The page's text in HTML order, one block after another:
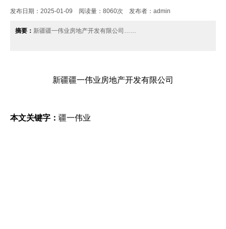
发布日期：2025-01-09 阅读量：8060次 发布者：admin
摘要： 新疆疆一伟业房地产开发有限公司……
新疆疆一伟业房地产开发有限公司
本文关键字： 疆一伟业